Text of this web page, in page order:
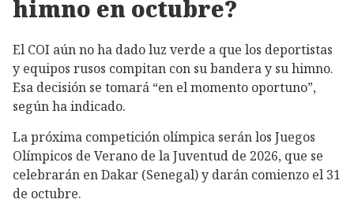
himno en octubre?
El COI aún no ha dado luz verde a que los deportistas
y equipos rusos compitan con su bandera y su himno.
Esa decisión se tomará “en el momento oportuno”,
según ha indicado.
La próxima competición olímpica serán los Juegos
Olímpicos de Verano de la Juventud de 2026, que se
celebrarán en Dakar (Senegal) y darán comienzo el 31
de octubre.